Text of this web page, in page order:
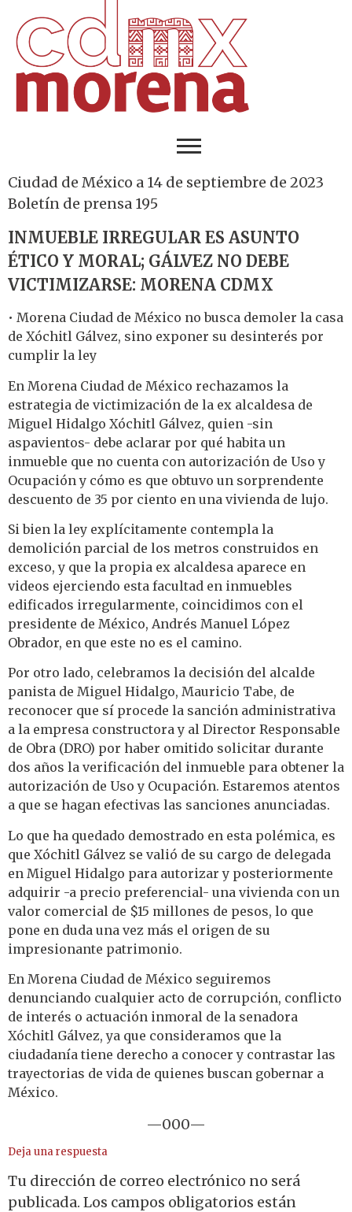
Ciudad de México a 14 de septiembre de 2023
Boletín de prensa 195
INMUEBLE IRREGULAR ES ASUNTO
ÉTICO Y MORAL; GÁLVEZ NO DEBE
VICTIMIZARSE: MORENA CDMX
• Morena Ciudad de México no busca demoler la casa
de Xóchitl Gálvez, sino exponer su desinterés por
cumplir la ley
En Morena Ciudad de México rechazamos la
estrategia de victimización de la ex alcaldesa de
Miguel Hidalgo Xóchitl Gálvez, quien -sin
aspavientos- debe aclarar por qué habita un
inmueble que no cuenta con autorización de Uso y
Ocupación y cómo es que obtuvo un sorprendente
descuento de 35 por ciento en una vivienda de lujo.
Si bien la ley explícitamente contempla la
demolición parcial de los metros construidos en
exceso, y que la propia ex alcaldesa aparece en
videos ejerciendo esta facultad en inmuebles
edificados irregularmente, coincidimos con el
presidente de México, Andrés Manuel López
Obrador, en que este no es el camino.
Por otro lado, celebramos la decisión del alcalde
panista de Miguel Hidalgo, Mauricio Tabe, de
reconocer que sí procede la sanción administrativa
a la empresa constructora y al Director Responsable
de Obra (DRO) por haber omitido solicitar durante
dos años la verificación del inmueble para obtener la
autorización de Uso y Ocupación. Estaremos atentos
a que se hagan efectivas las sanciones anunciadas.
Lo que ha quedado demostrado en esta polémica, es
que Xóchitl Gálvez se valió de su cargo de delegada
en Miguel Hidalgo para autorizar y posteriormente
adquirir -a precio preferencial- una vivienda con un
valor comercial de $15 millones de pesos, lo que
pone en duda una vez más el origen de su
impresionante patrimonio.
En Morena Ciudad de México seguiremos
denunciando cualquier acto de corrupción, conflicto
de interés o actuación inmoral de la senadora
Xóchitl Gálvez, ya que consideramos que la
ciudadanía tiene derecho a conocer y contrastar las
trayectorias de vida de quienes buscan gobernar a
México.
—000—
Deja una respuesta
Tu dirección de correo electrónico no será
publicada. Los campos obligatorios están